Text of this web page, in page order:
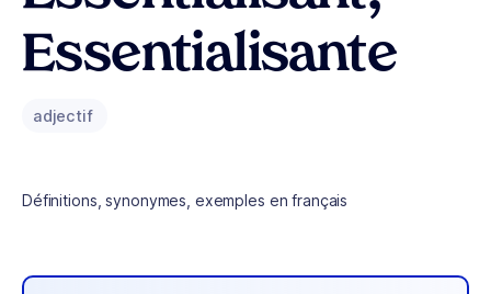
Essentialisante
adjectif
Définitions, synonymes, exemples en français